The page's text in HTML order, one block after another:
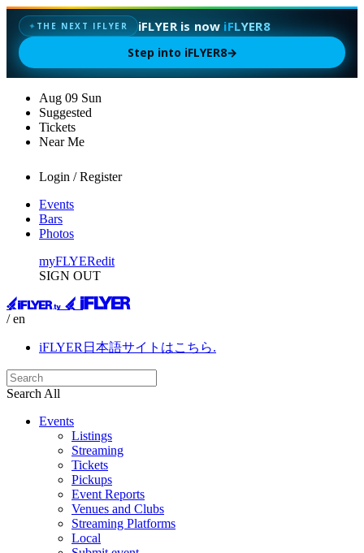
✦ THE NEXT IFLYER iFLYER is nowiFLYER8
Step into iFLYER8→
Aug 09 Sun
Suggested
Tickets
Near Me
Login / Register
Events
Bars
Photos
myFLYERedit
SIGN OUT
/ en
iFLYER日本語サイトはこちら.
Search All
Events
Listings
Streaming
Tickets
Pickups
Event Reports
Venues and Clubs
Streaming Platforms
Local